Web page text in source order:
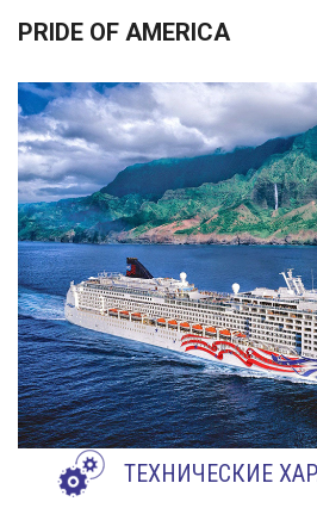
PRIDE OF AMERICA
ТЕХНИЧЕСКИЕ